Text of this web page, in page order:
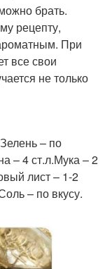
брать.
рецепту,
При
все свои
не только
– по
– 4 ст.л.Мука – 2
лист – 1-2
– по вкусу.